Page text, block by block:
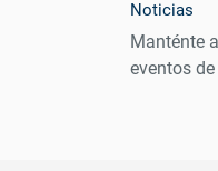
Noticias
Manténte
eventos